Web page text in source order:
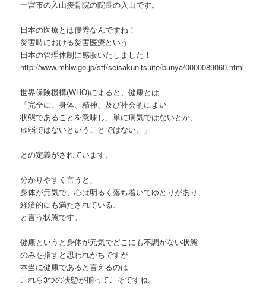
一宮市の入山接骨院の院長の入山です。
日本の医療とは優秀なんですね！
災害時における災害医療という
日本の管理体制に感服いたしました！
http://www.mhlw.go.jp/stf/seisakunitsuite/bunya/0000089060.html
世界保険機構(WHO)によると、健康とは
「完全に、身体、精神、及び社会的によい
状態であることを意味し、単に病気ではないとか、
虚弱ではないということではない。」
との定義がされています。
分かりやすく言うと、
身体が元気で、心は明るく落ち着いてゆとりがあり
経済的にも満たされている、
と言う状態です。
健康というと身体が元気でどこにも不調がない状態
のみを指すと思われがちですが
本当に健康であると言えるのは
これら3つの状態が揃ってこそですね。